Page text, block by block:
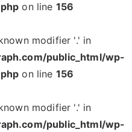
on line 156
modifier '.' in
public_html/wp-
on line 156
modifier '.' in
public_html/wp-